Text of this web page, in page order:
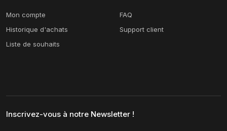
Mon compte
Historique d'achats
Liste de souhaits
FAQ
Support client
Inscrivez-vous à notre Newsletter !